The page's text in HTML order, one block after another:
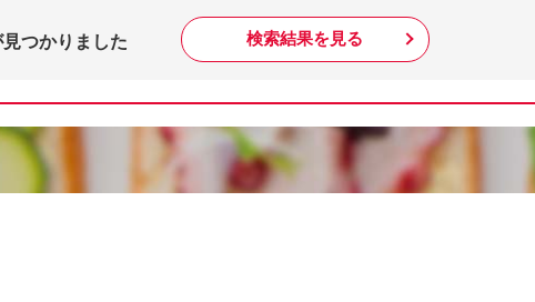
つかりました 検索結果を見る